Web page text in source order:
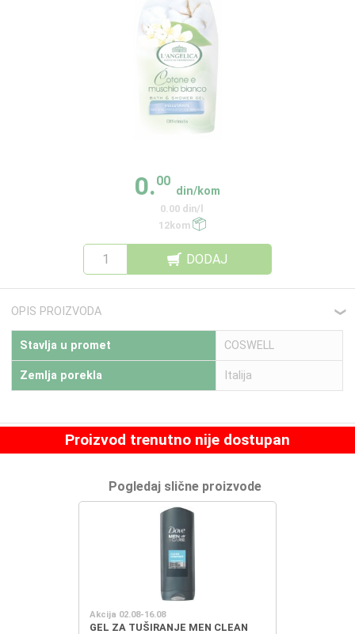
0.00
din/kom
0.00 din/l
12kom
DODAJ
OPIS PROIZVODA ❮
Stavlja u promet COSWELL
Zemlja porekla Italija
Proizvod trenutno nije dostupan
Pogledaj slične proizvode
Akcija 02.08-16.08
GEL ZA TUŠIRANJE MEN CLEAN